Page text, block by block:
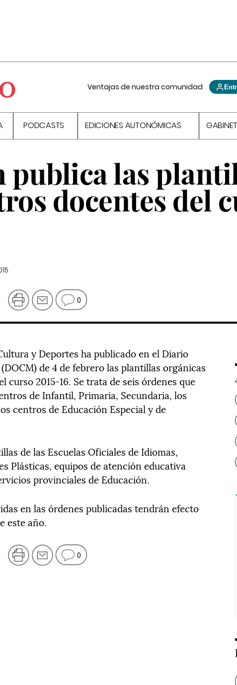
Ventajas de nuestra comunidad
PODCASTS EDICIONES AUTONÓMICAS
publica las
docentes del
0
y Deportes ha publicado en el Diario
de 4 de febrero las plantillas orgánicas
curso 2015-16. Se trata de seis órdenes que
de Infantil, Primaria, Secundaria, los
centros de Educación Especial y de
de las Escuelas Oficiales de Idiomas,
Plásticas, equipos de atención educativa
provinciales de Educación.
en las órdenes publicadas tendrán efecto
este año.
0